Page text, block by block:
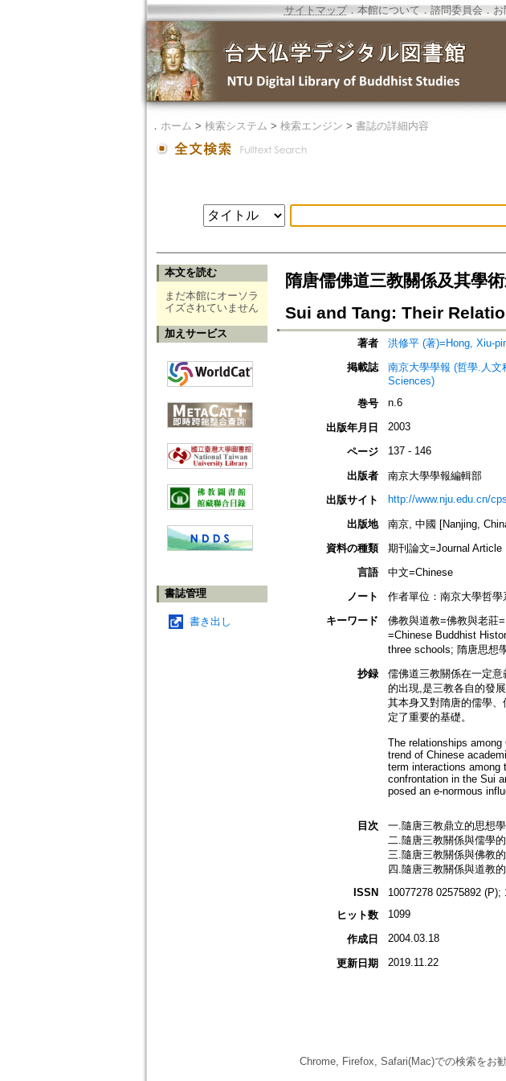
サイトマップ．本館について ． 諮問委員会．
． ホーム > 検索システム > 検索エンジン > 書誌の詳細内容
本文を読む
まだ本館にオーソラ
イズされていません
加えサービス
書誌管理
書き出し
隋唐儒佛道三教關係及其
Sui and Tang: Their
著者 洪修平 (著)=Hong, Xiu-
掲載誌
南京大學學報 (哲學.人
Sciences)
巻号
n.6
出版年月日 2003
ページ 137 - 146
出版者
南京大學學報編輯部
出版サイト
http://www.nju.edu.cn/
出版地
南京, 中國 [Nanjing,
資料の種類
期刊論文=Journal Article
言語
中文=Chinese
ノート
作者單位：南京大學哲學
キーワード
佛教與道教=佛教與老莊
=Chinese Buddhist
three schools; 隋唐思想
抄録
儒佛道三教關係在一定
的出現,是三教各自的發
其本身又對隋唐的儒學
定了重要的基礎。
The relationships
trend of Chinese
term interactions among
confrontation in the Sui
posed an e-normous
目次
一.隨唐三教鼎立的思想
二.隨唐三教關係與儒學
三.隨唐三教關係與佛教
四.隨唐三教關係與道教
ISSN
10077278 02575892 (P);
ヒット数
1099
作成日 2004.03.18
更新日期 2019.11.22
Chrome, Firefox, Safari(Mac)での検索をお